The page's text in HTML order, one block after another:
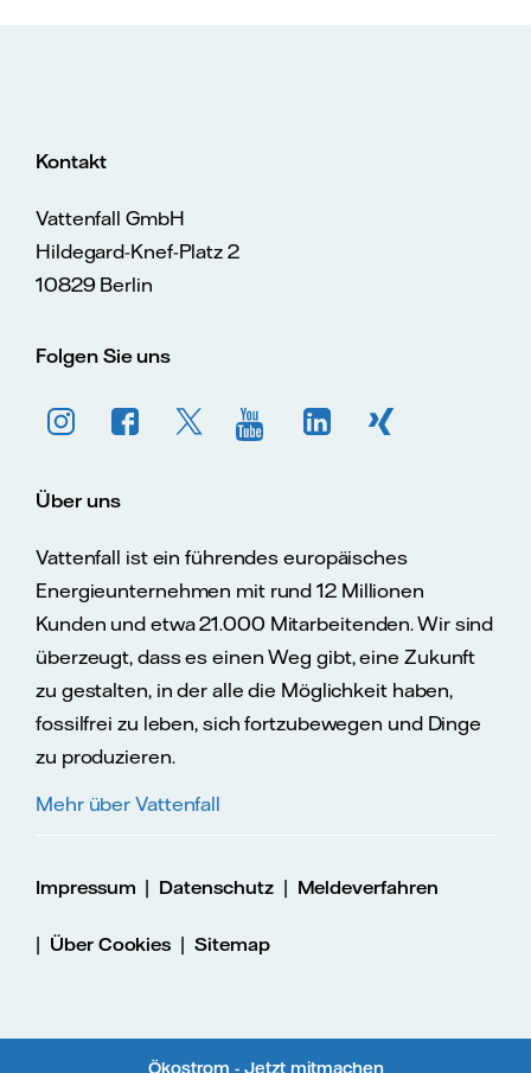
Ökostrom - Jetzt mitmachen
Kontakt
Vattenfall GmbH
Hildegard-Knef-Platz 2
10829 Berlin
Folgen Sie uns
Über uns
Vattenfall ist ein führendes europäisches
Energieunternehmen mit rund 12 Millionen
Kunden und etwa 21.000 Mitarbeitenden. Wir sind
überzeugt, dass es einen Weg gibt, eine Zukunft
zu gestalten, in der alle die Möglichkeit haben,
fossilfrei zu leben, sich fortzubewegen und Dinge
zu produzieren.
Mehr über Vattenfall
Impressum | Datenschutz| Meldeverfahren
| Über Cookies |Sitemap